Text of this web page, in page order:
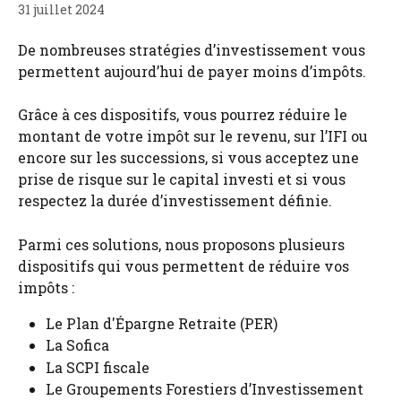
31 juillet 2024
De nombreuses stratégies d’investissement vous
permettent aujourd’hui de payer moins d’impôts.
Grâce à ces dispositifs, vous pourrez réduire le
montant de votre impôt sur le revenu, sur l’IFI ou
encore sur les successions, si vous acceptez une
prise de risque sur le capital investi et si vous
respectez la durée d’investissement définie.
Parmi ces solutions, nous proposons plusieurs
dispositifs qui vous permettent de réduire vos
impôts :
Le Plan d'Épargne Retraite (PER)
La Sofica
La SCPI fiscale
Le Groupements Forestiers d’Investissement